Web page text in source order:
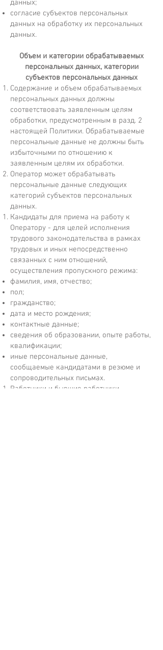
данных;
согласие субъектов персональных
данных на обработку их персональных
данных.
Объем и категории обрабатываемых
персональных данных, категории
субъектов персональных данных
Содержание и объем обрабатываемых
персональных данных должны
соответствовать заявленным целям
обработки, предусмотренным в разд. 2
настоящей Политики. Обрабатываемые
персональные данные не должны быть
избыточными по отношению к
заявленным целям их обработки.
Оператор может обрабатывать
персональные данные следующих
категорий субъектов персональных
данных.
Кандидаты для приема на работу к
Оператору - для целей исполнения
трудового законодательства в рамках
трудовых и иных непосредственно
связанных с ним отношений,
осуществления пропускного режима:
фамилия, имя, отчество;
пол;
гражданство;
дата и место рождения;
контактные данные;
сведения об образовании, опыте работы,
квалификации;
иные персональные данные,
сообщаемые кандидатами в резюме и
сопроводительных письмах.
Работники и бывшие работники